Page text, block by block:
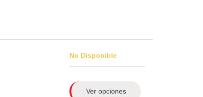
No Disponible
Ver opciones